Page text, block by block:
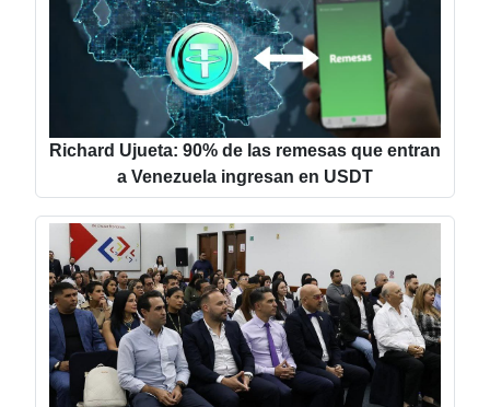
Richard Ujueta: 90% de las remesas que entran
a Venezuela ingresan en USDT